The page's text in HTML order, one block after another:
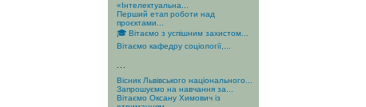
«Інтелектуальна...
Перший етап роботи над
проєктами...
🎓 Вітаємо з успішним захистом...
Вітаємо кафедру соціології,...
...
Вісник Львівського національного...
Запрошуємо на навчання за...
Вітаємо Оксану Химович із